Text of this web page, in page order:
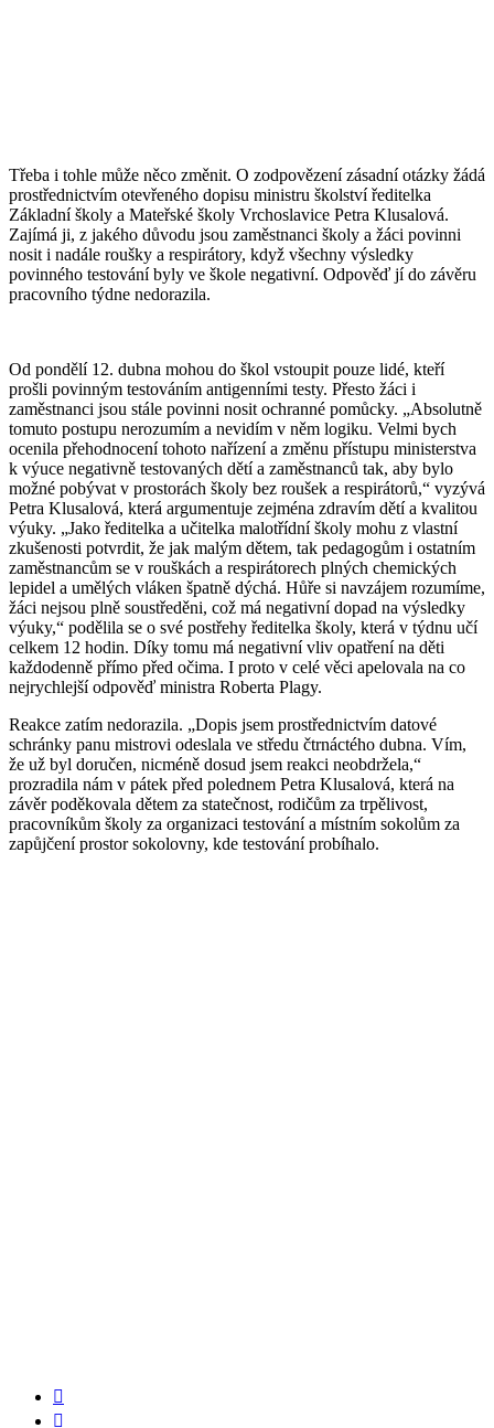
Třeba i tohle může něco změnit. O zodpovězení zásadní otázky žádá
prostřednictvím otevřeného dopisu ministru školství ředitelka
Základní školy a Mateřské školy Vrchoslavice Petra Klusalová.
Zajímá ji, z jakého důvodu jsou zaměstnanci školy a žáci povinni
nosit i nadále roušky a respirátory, když všechny výsledky
povinného testování byly ve škole negativní. Odpověď jí do závěru
pracovního týdne nedorazila.
Od pondělí 12. dubna mohou do škol vstoupit pouze lidé, kteří
prošli povinným testováním antigenními testy. Přesto žáci i
zaměstnanci jsou stále povinni nosit ochranné pomůcky. „Absolutně
tomuto postupu nerozumím a nevidím v něm logiku. Velmi bych
ocenila přehodnocení tohoto nařízení a změnu přístupu ministerstva
k výuce negativně testovaných dětí a zaměstnanců tak, aby bylo
možné pobývat v prostorách školy bez roušek a respirátorů,“ vyzývá
Petra Klusalová, která argumentuje zejména zdravím dětí a kvalitou
výuky. „Jako ředitelka a učitelka malotřídní školy mohu z vlastní
zkušenosti potvrdit, že jak malým dětem, tak pedagogům i ostatním
zaměstnancům se v rouškách a respirátorech plných chemických
lepidel a umělých vláken špatně dýchá. Hůře si navzájem rozumíme,
žáci nejsou plně soustředěni, což má negativní dopad na výsledky
výuky,“ podělila se o své postřehy ředitelka školy, která v týdnu učí
celkem 12 hodin. Díky tomu má negativní vliv opatření na děti
každodenně přímo před očima. I proto v celé věci apelovala na co
nejrychlejší odpověď ministra Roberta Plagy.
Reakce zatím nedorazila. „Dopis jsem prostřednictvím datové
schránky panu mistrovi odeslala ve středu čtrnáctého dubna. Vím,
že už byl doručen, nicméně dosud jsem reakci neobdržela,“
prozradila nám v pátek před polednem Petra Klusalová, která na
závěr poděkovala dětem za statečnost, rodičům za trpělivost,
pracovníkům školy za organizaci testování a místním sokolům za
zapůjčení prostor sokolovny, kde testování probíhalo.